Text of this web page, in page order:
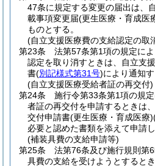
47条に規定する変更の届出は、
載事項変更届(更生医療・育成医
ものとする。
(自立支援医療費の支給認定の取
第23条
法第57条第1項の規定に
認定を取り消すときは、自立支
書(別記様式第31号)により通知
(自立支援医療受給者証の再交付)
第24条
施行令第33条第1項の規
者証の再交付を申請するときは
交付申請書(更生医療・育成医療)
必要と認めた書類を添えて申請
(補装具費の支給申請等)
第25条
法第76条及び施行規則第
具費の支給を受けようとすると